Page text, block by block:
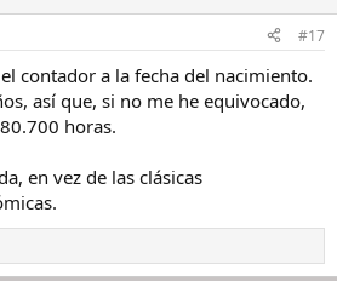
#17
contador a la fecha del nacimiento.
así que, si no me he equivocado,
horas.
en vez de las clásicas